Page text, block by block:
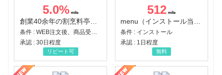
5.0%
創業40余年の割烹料亭千賀監修【おせちの千賀屋】おもてなし参道本店
条件 : WEB注文後、商品受け取り+入金確認時点
承認 : 30日程度
リピート可
512
menu（インストール当日に指定のクーポンコード経由で1,500円（税込）以上の初回注文完了）（Android）
条件 : インストール
承認 : 1日程度
無料